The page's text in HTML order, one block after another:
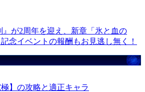
』が2周年を迎え、新章「氷と血の
念イベントの報酬もお見逃し無く！
】の攻略と適正キャラ